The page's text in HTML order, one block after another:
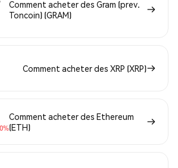
Comment acheter des Gram (prev.
Toncoin) (GRAM)
Comment acheter des XRP (XRP)
Comment acheter des Ethereum
(ETH)